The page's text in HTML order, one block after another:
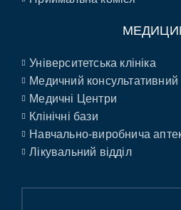
Університетська клініка
Медичний консультативний
Медичні Центри
Клінічні бази
Навчально-виробнича
Лікувальний відділ